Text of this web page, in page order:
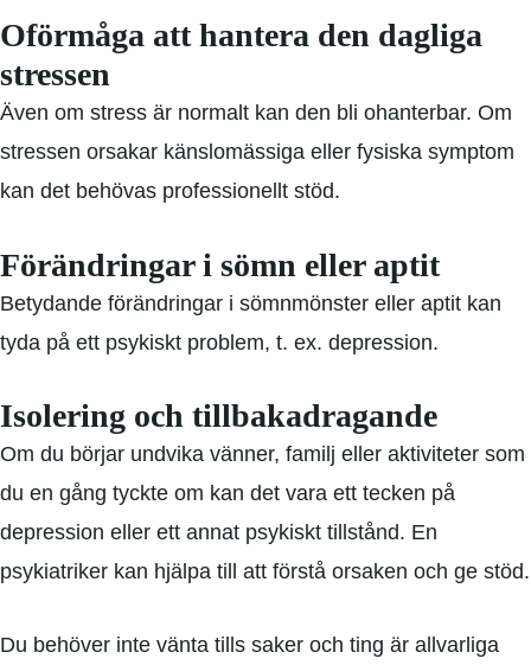
Oförmåga att hantera den dagliga
stressen
Även om stress är normalt kan den bli ohanterbar. Om
stressen orsakar känslomässiga eller fysiska symptom
kan det behövas professionellt stöd.
Förändringar i sömn eller aptit
Betydande förändringar i sömnmönster eller aptit kan
tyda på ett psykiskt problem, t. ex. depression.
Isolering och tillbakadragande
Om du börjar undvika vänner, familj eller aktiviteter som
du en gång tyckte om kan det vara ett tecken på
depression eller ett annat psykiskt tillstånd. En
psykiatriker kan hjälpa till att förstå orsaken och ge stöd.
Du behöver inte vänta tills saker och ting är allvarliga